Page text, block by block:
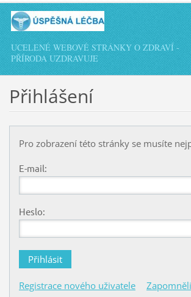
UCELENÉ WEBOVÉ STRÁNKY O ZDRAVÍ -
PŘÍRODA UZDRAVUJE
Přihlášení
Pro zobrazení této stránky se musíte
E-mail:
Heslo:
Registrace nového uživatele